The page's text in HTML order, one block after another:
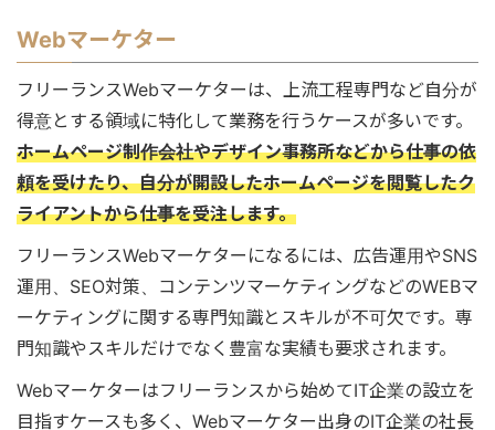
Webマーケター
フリーランスWebマーケターは、上流工程専門など自分が
得意とする領域に特化して業務を行うケースが多いです。
ホームページ制作会社やデザイン事務所などから仕事の依
頼を受けたり、自分が開設したホームページを閲覧したク
ライアントから仕事を受注します。
フリーランスWebマーケターになるには、広告運用やSNS
運用、SEO対策、コンテンツマーケティングなどのWEBマ
ーケティングに関する専門知識とスキルが不可欠です。専
門知識やスキルだけでなく豊富な実績も要求されます。
Webマーケターはフリーランスから始めてIT企業の設立を
目指すケースも多く、Webマーケター出身のIT企業の社長